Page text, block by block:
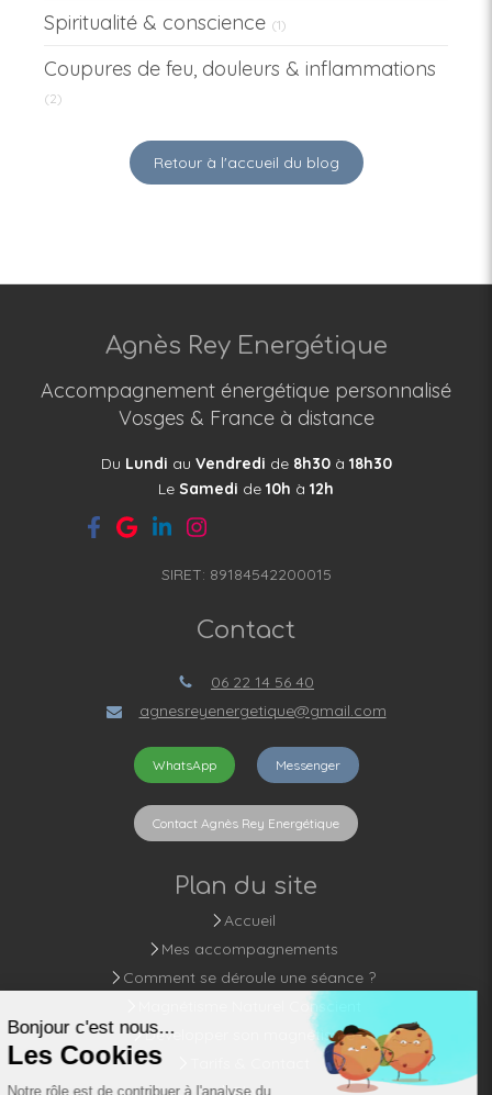
Spiritualité & conscience (1)
Coupures de feu, douleurs & inflammations
(2)
Retour à l'accueil du blog
Agnès Rey Energétique
Accompagnement énergétique personnalisé
Vosges & France à distance
Du Lundi au Vendredi de 8h30à 18h30
Le Samedi de 10h à 12h
SIRET: 89184542200015
Contact
06 22 14 56 40
agnesreyenergetique@gmail.com
WhatsApp Messenger
Contact Agnès Rey Energétique
Plan du site
Accueil
Mes accompagnements
Comment se déroule une séance ?
Magnétisme Naturel Conscient
Développer son magnétisme